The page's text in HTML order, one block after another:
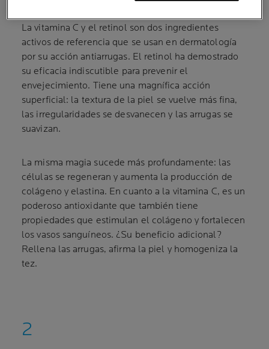
La vitamina C y el retinol son dos ingredientes
activos de referencia que se usan en dermatología
por su acción antiarrugas. El retinol ha demostrado
su eficacia indiscutible para prevenir el
envejecimiento. Tiene una magnífica acción
superficial: la textura de la piel se vuelve más fina,
las irregularidades se desvanecen y las arrugas se
suavizan.
La misma magia sucede más profundamente: las
células se regeneran y aumenta la producción de
colágeno y elastina. En cuanto a la vitamina C, es un
poderoso antioxidante que también tiene
propiedades que estimulan el colágeno y fortalecen
los vasos sanguíneos. ¿Su beneficio adicional?
Rellena las arrugas, afirma la piel y homogeniza la
tez.